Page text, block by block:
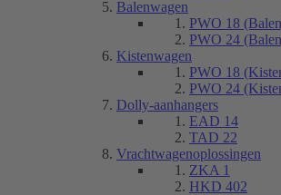
Balenwagen
PWO 18
PWO 24
Kistenwagen
PWO 18
PWO 24
Dolly-aanhangers
EAD 14
TAD 22
Vrachtwagenoplossingen
ZKA 1
HKD 402